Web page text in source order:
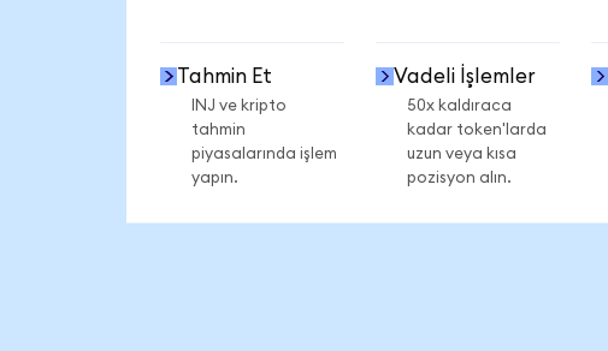
Tahmin Et
INJ ve kripto
tahmin
piyasalarında işlem
yapın.
Vadeli İşlemler
50x kaldıraca
kadar token'larda
uzun veya kısa
pozisyon alın.